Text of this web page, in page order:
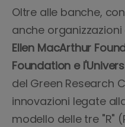
Oltre alle banche,
anche
Ellen MacArthur
Foundation e
del Green Research
innovazioni legate
modello delle tre "R"